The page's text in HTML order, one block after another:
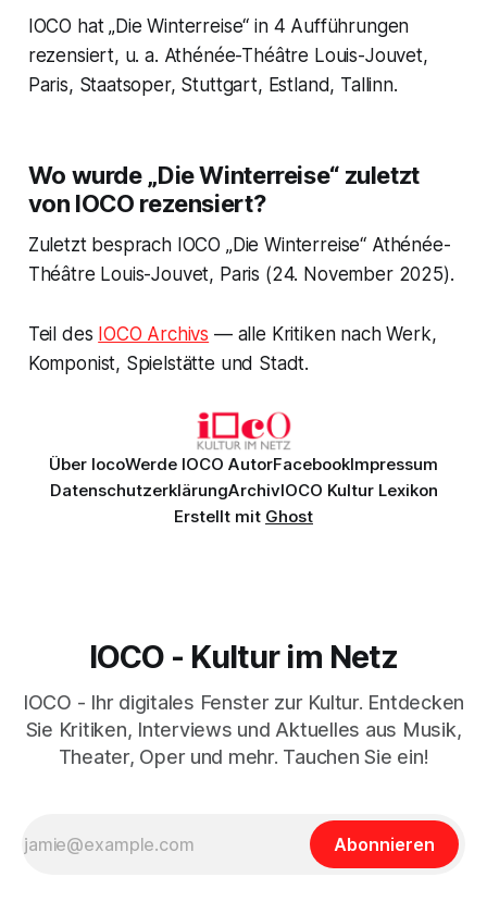
IOCO hat „Die Winterreise“ in 4 Aufführungen
rezensiert, u. a. Athénée-Théâtre Louis-Jouvet,
Paris, Staatsoper, Stuttgart, Estland, Tallinn.
Wo wurde „Die Winterreise“ zuletzt
von IOCO rezensiert?
Zuletzt besprach IOCO „Die Winterreise“ Athénée-
Théâtre Louis-Jouvet, Paris (24. November 2025).
Teil des IOCO Archivs — alle Kritiken nach Werk,
Komponist, Spielstätte und Stadt.
Über IocoWerde IOCO AutorFacebookImpressum
DatenschutzerklärungArchivIOCO Kultur Lexikon
Erstellt mit Ghost
IOCO - Kultur im Netz
IOCO - Ihr digitales Fenster zur Kultur. Entdecken
Sie Kritiken, Interviews und Aktuelles aus Musik,
Theater, Oper und mehr. Tauchen Sie ein!
Abonnieren